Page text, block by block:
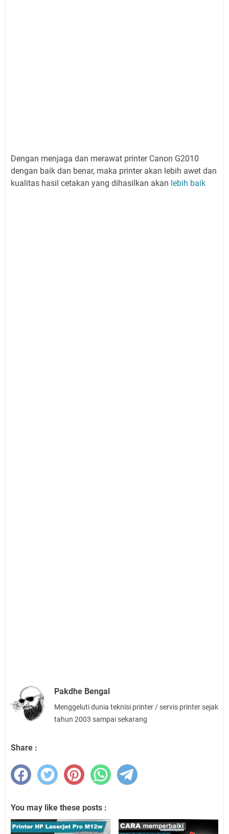
Dengan menjaga dan merawat printer Canon G2010
dengan baik dan benar, maka printer akan lebih awet dan
kualitas hasil cetakan yang dihasilkan akan lebih baik
Pakdhe Bengal
Menggeluti dunia teknisi printer / servis printer sejak
tahun 2003 sampai sekarang
Share :
You may like these posts :